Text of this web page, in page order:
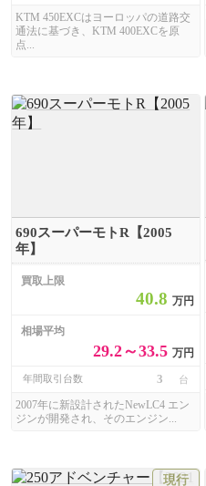
KTM 450EXCはヨーロッパの道路交
通法に基づき、KTM 400EXCを原
点...
690スーパーモトR【2005
年】
買取上限
40.8 万円
相場平均
29.2～33.5 万円
年間取引台数 3 台
2007年に新設計されたNewLC4 エン
ジンが開発され、そのエンジン...
現行